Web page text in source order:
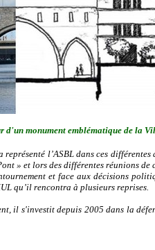
d'un monument emblématique de la
représenté l’ASBL dans ces
» et lors des différentes réunions
et face aux décisions
qu’il rencontra à plusieurs reprises.
il s'investit depuis 2005 dans la